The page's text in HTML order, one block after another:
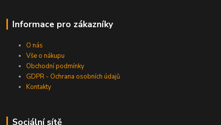
Informace pro zákazníky
O nás
Vše o nákupu
Obchodní podmínky
GDPR - Ochrana osobních údajů
Kontakty
Sociální sítě